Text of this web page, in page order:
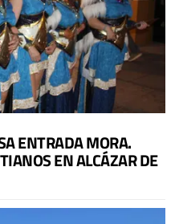
ENTRADA MORA.
EN ALCÁZAR DE